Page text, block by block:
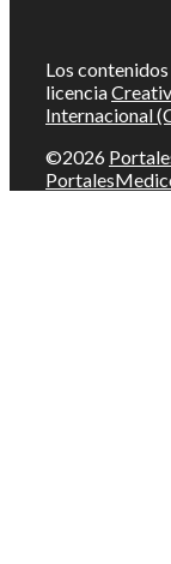
Los
licencia
Internacional
©2026